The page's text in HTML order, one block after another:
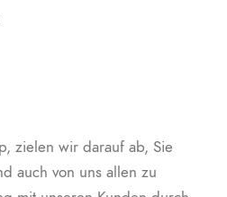
zielen wir darauf ab, Sie
auch von uns allen zu